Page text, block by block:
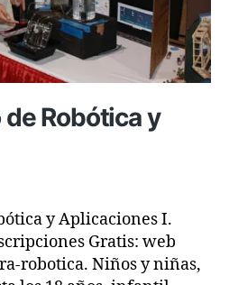
Robótica y
y Aplicaciones I.
Gratis: web
robotica. Niños y niñas,